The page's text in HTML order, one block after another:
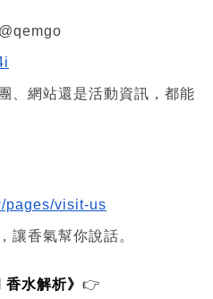
、網站還是活動資訊，都能
pages/visit-us
讓香氣幫你說話。
水解析》 👉